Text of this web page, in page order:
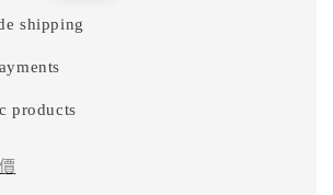
shipping
products